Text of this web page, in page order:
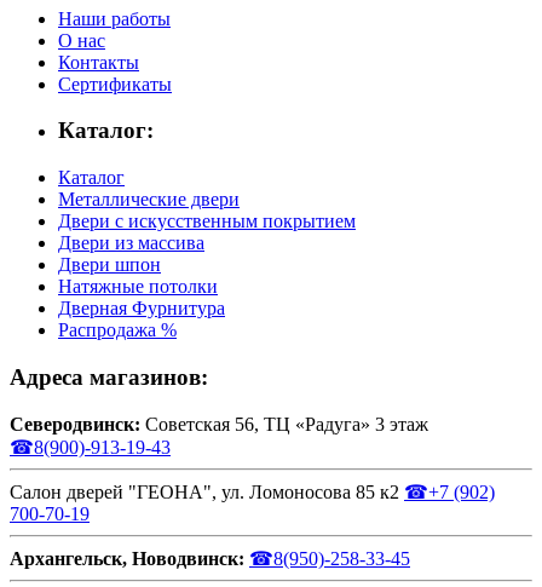
Наши работы
О нас
Контакты
Сертификаты
Каталог:
Каталог
Металлические двери
Двери с искусственным покрытием
Двери из массива
Двери шпон
Натяжные потолки
Дверная Фурнитура
Распродажа %
Адреса магазинов:
Северодвинск: Советская 56, ТЦ «Радуга» 3 этаж
☎8(900)-913-19-43
Салон дверей "ГЕОНА", ул. Ломоносова 85 к2 ☎+7 (902)
700-70-19
Архангельск, Новодвинск: ☎8(950)-258-33-45